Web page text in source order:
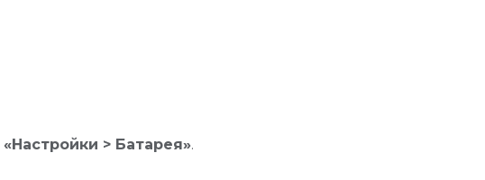
«Настройки > Батарея».